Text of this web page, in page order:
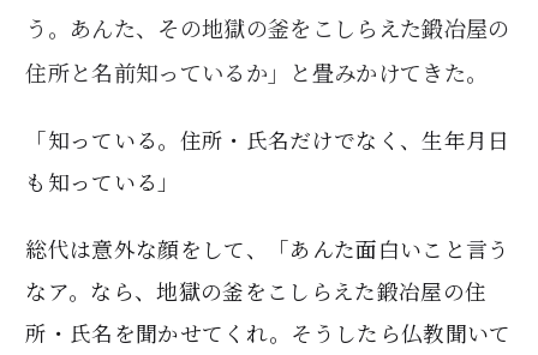
う。あんた、その地獄の釜をこしらえた鍛冶屋の
住所と名前知っているか」と畳みかけてきた。
「知っている。住所・氏名だけでなく、生年月日
も知っている」
総代は意外な顔をして、「あんた面白いこと言う
なア。なら、地獄の釜をこしらえた鍛冶屋の住
所・氏名を聞かせてくれ。そうしたら仏教聞いて